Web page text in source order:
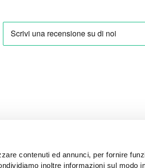
contenuti ed annunci, per fornire
inoltre informazioni sul modo
IMPARARE